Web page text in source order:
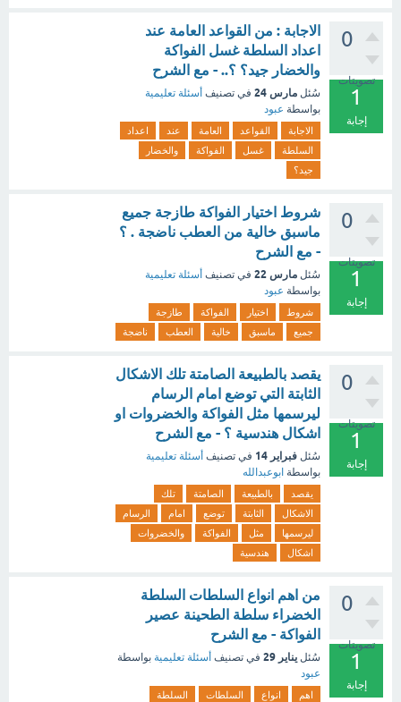
0
تصويتات
1
إجابة
الاجابة : من القواعد العامة عند
اعداد السلطة غسل الفواكة
والخضار جيد؟ ؟.. - مع الشرح
سُئل مارس 24 في تصنيف أسئلة تعليمية
بواسطة عبود
الاجابة القواعد العامة عند
اعداد
السلطة
غسل الفواكة
والخضار
جيد؟
0
تصويتات
1
إجابة
شروط اختيار الفواكة طازجة جميع
ماسبق خالية من العطب ناضجة . ؟
- مع الشرح
سُئل مارس 22 في تصنيف أسئلة تعليمية
بواسطة عبود
شروط اختيار الفواكة
طازجة
جميع
ماسبق خالية العطب ناضجة
0
تصويتات
1
إجابة
يقصد بالطبيعة الصامتة تلك الاشكال
الثابتة التي توضع امام الرسام
ليرسمها مثل الفواكة والخضروات او
اشكال هندسية ؟ - مع الشرح
سُئل فبراير 14 في تصنيف أسئلة تعليمية
بواسطة ابوعبدالله
يقصد بالطبيعة الصامتة
تلك
الاشكال
الثابتة توضع امام
الرسام
ليرسمها
مثل الفواكة
والخضروات
اشكال
هندسية
0
تصويتات
1
إجابة
من اهم انواع السلطات السلطة
الخضراء سلطة الطحينة عصير
الفواكة - مع الشرح
سُئل يناير 29 في تصنيف أسئلة تعليمية بواسطة
عبود
اهم انواع السلطات
السلطة